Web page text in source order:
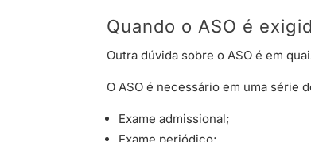
Quando o ASO é
Outra dúvida sobre o ASO é em
O ASO é necessário em uma série
Exame admissional;